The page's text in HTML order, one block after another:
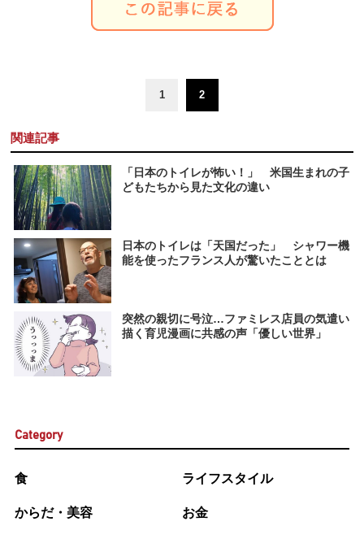
1 2
関連記事
「日本のトイレが怖い！」 米国生まれの子
どもたちから見た文化の違い
日本のトイレは「天国だった」 シャワー機
能を使ったフランス人が驚いたこととは
突然の親切に号泣…ファミレス店員の気遣い
描く育児漫画に共感の声「優しい世界」
Category
食 ライフスタイル
からだ・美容 お金